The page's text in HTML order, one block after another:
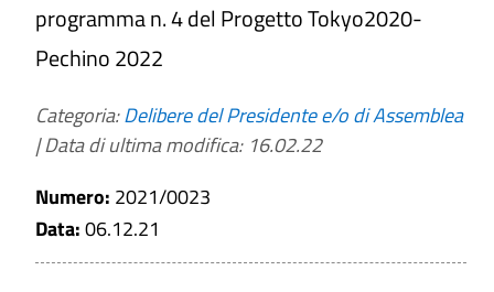
programma n. 4 del Progetto Tokyo2020-
Pechino 2022
Categoria:Delibere del Presidente e/o di Assemblea
|Data di ultima modifica: 16.02.22
Numero: 2021/0023
Data:06.12.21